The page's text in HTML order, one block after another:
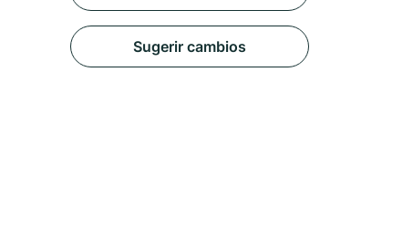
Sugerir cambios